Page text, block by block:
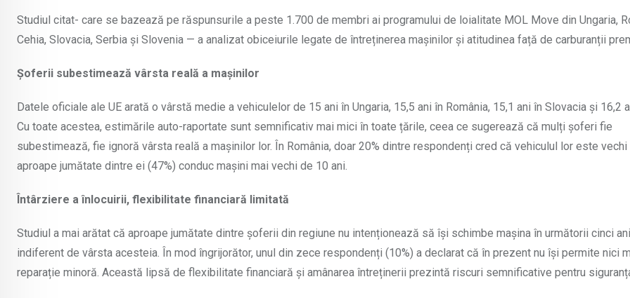
Studiul citat- care se bazează pe răspunsurile a peste 1.700 de membri ai programului de loialitate MOL Move din Ungaria,
Cehia, Slovacia, Serbia și Slovenia — a analizat obiceiurile legate de întreținerea mașinilor și atitudinea față de carburanții
Șoferii subestimează vârsta reală a mașinilor
Datele oficiale ale UE arată o vârstă medie a vehiculelor de 15 ani în Ungaria, 15,5 ani în România, 15,1 ani în Slovacia și 16,2
Cu toate acestea, estimările auto-raportate sunt semnificativ mai mici în toate țările, ceea ce sugerează că mulți șoferi fie
subestimează, fie ignoră vârsta reală a mașinilor lor. În România, doar 20% dintre respondenți cred că vehiculul lor este
aproape jumătate dintre ei (47%) conduc mașini mai vechi de 10 ani.
Întârziere a înlocuirii, flexibilitate financiară limitată
Studiul a mai arătat că aproape jumătate dintre șoferii din regiune nu intenționează să își schimbe mașina în următorii cinci
indiferent de vârsta acesteia. În mod îngrijorător, unul din zece respondenți (10%) a declarat că în prezent nu își permite nici
reparație minoră. Această lipsă de flexibilitate financiară și amânarea întreținerii prezintă riscuri semnificative pentru